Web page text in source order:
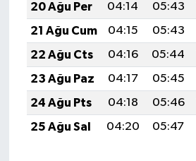
20 Ağu Per
04:14 05:43
21 Ağu Cum
04:15 05:43
22 Ağu Cts
04:16 05:44
23 Ağu Paz
04:17 05:45
24 Ağu Pts
04:18 05:46
25 Ağu Sal
04:20 05:47